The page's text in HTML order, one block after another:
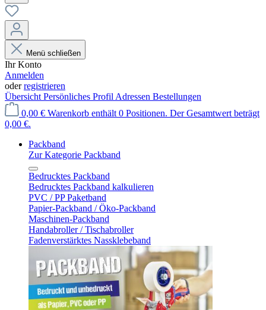
Menü schließen
Ihr Konto
Anmelden
oderregistrieren
Übersicht Persönliches Profil Adressen Bestellungen
0,00 € Warenkorb enthält 0 Positionen. Der Gesamtwert beträgt
0,00 €.
Packband
Zur Kategorie Packband
Bedrucktes Packband
Bedrucktes Packband kalkulieren
PVC / PP Paketband
Papier-Packband / Öko-Packband
Maschinen-Packband
Handabroller / Tischabroller
Fadenverstärktes Nassklebeband